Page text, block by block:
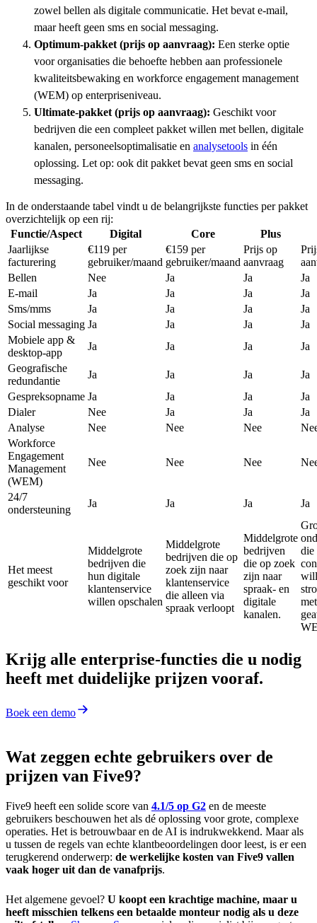
zowel bellen als digitale communicatie. Het bevat e-mail,
maar heeft geen sms en social messaging.
Optimum-pakket (prijs op aanvraag): Een sterke optie
voor organisaties die behoefte hebben aan professionele
kwaliteitsbewaking en workforce engagement management
(WEM) op enterpriseniveau.
Ultimate-pakket (prijs op aanvraag): Geschikt voor
bedrijven die een compleet pakket willen met bellen, digitale
kanalen, personeelsoptimalisatie en analysetools in één
oplossing. Let op: ook dit pakket bevat geen sms en social
messaging.
In de onderstaande tabel vindt u de belangrijkste functies per pakket
overzichtelijk op een rij:
Functie/Aspect
Digital Core
Plus
Jaarlijkse
facturering
€119 per
gebruiker/maand
€159 per
gebruiker/maand
Prijs op
aanvraag
Bellen
Nee Ja Ja
Ja
E-mail
Ja Ja Ja
Ja
Sms/mms
Ja Ja Ja
Ja
Social messaging Ja Ja Ja
Ja
Mobiele app &
desktop-app
Ja Ja Ja
Ja
Geografische
redundantie
Ja Ja Ja
Ja
Gespreksopname Ja Ja Ja
Ja
Dialer
Nee Ja Ja
Ja
Analyse
Nee Nee Nee
Workforce
Engagement
Management
(WEM)
Nee Nee Nee
24/7
ondersteuning
Ja Ja Ja Ja
Het meest
geschikt voor
Middelgrote
bedrijven die
hun digitale
klantenservice
willen opschalen
Middelgrote
bedrijven die op
zoek zijn naar
klantenservice
die alleen via
spraak verloopt
Middelgrote
bedrijven
die op zoek
zijn naar
spraak- en
digitale
kanalen.
die
met
Krijg alle enterprise-functies die u nodig
heeft met duidelijke prijzen vooraf.
Boek een demo
Wat zeggen echte gebruikers over de
prijzen van Five9?
Five9 heeft een solide score van 4.1/5 op G2 en de meeste
gebruikers beschouwen het als dé oplossing voor grote, complexe
operaties. Het is betrouwbaar en de AI is indrukwekkend. Maar als
u tussen de regels van echte klantbeoordelingen door leest, is er een
terugkerend onderwerp: de werkelijke kosten van Five9 vallen
vaak hoger uit dan de vanafprijs.
Het algemene gevoel? U koopt een krachtige machine, maar u
heeft misschien telkens een betaalde monteur nodig als u deze